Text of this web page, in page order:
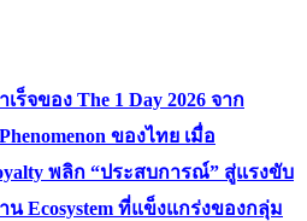
ร็จของ The 1 Day 2026 จาก
ของไทย เมื่อ
พลิก “ประสบการณ์” สู่แรงขับ
น Ecosystem ที่แข็งแกร่งของกลุ่ม